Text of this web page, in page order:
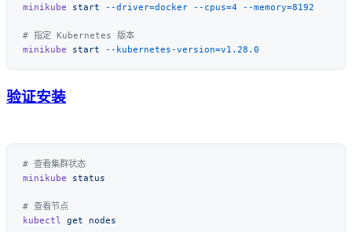
minikube start --driver=docker --cpus=4
minikube start
验证安装
minikube
kubectl get